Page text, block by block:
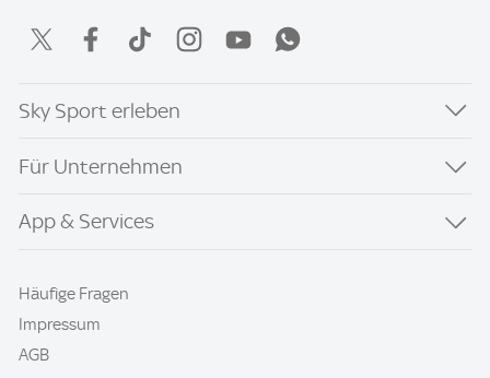
Sky Sport erleben
Für Unternehmen
App & Services
Häufige Fragen
Impressum
AGB